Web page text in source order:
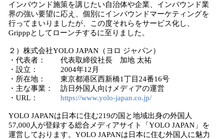
インバウンド施策を講じたい自治体や企業、インバウンド業
界の強い要望に応え、個別にインバウンドマーケティングを
行ってまいりましたが、この度それらをサービス化し、
Gripppとしてローンチするに至りました。
２）株式会社YOLO JAPAN（ヨロ ジャパン）
・代表者： 代表取締役社長 加地 太祐
・設立： 2004年12月
・所在地： 東京都港区西新橋1丁目24番16号
・主な事業： 訪日外国人向けメディアの運営
・URL： https://www.yolo-japan.co.jp/
YOLO JAPANは日本に住む219の国と地域出身の外国人
57,000人が登録する総合メディアサイト「YOLO JAPAN」を
運営しております。YOLO JAPANは日本に住む外国人に魅力